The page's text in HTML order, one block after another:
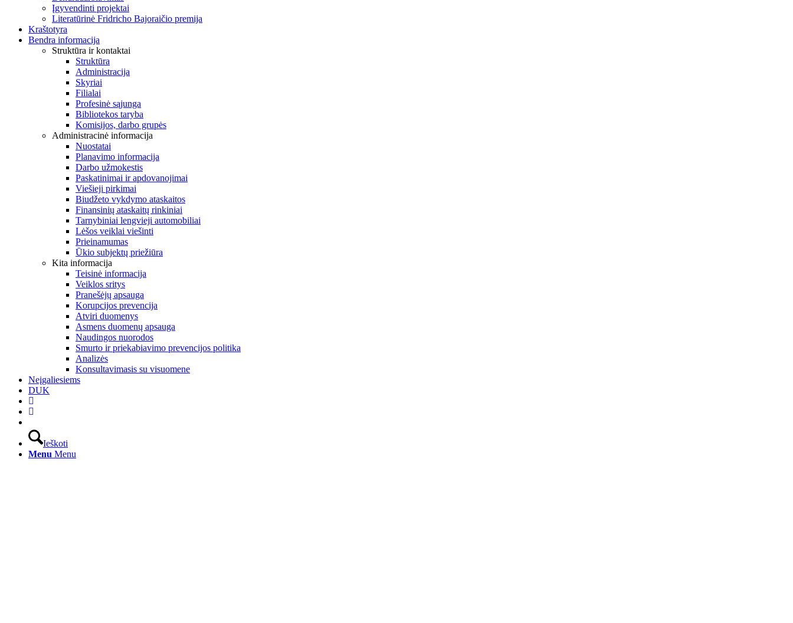
Įgyvendinti projektai
Literatūrinė Fridricho Bajoraičio premija
Kraštotyra
Bendra informacija
Struktūra ir kontaktai
Struktūra
Administracija
Skyriai
Filialai
Profesinė sąjunga
Bibliotekos taryba
Komisijos, darbo grupės
Administracinė informacija
Nuostatai
Planavimo informacija
Darbo užmokestis
Paskatinimai ir apdovanojimai
Viešieji pirkimai
Biudžeto vykdymo ataskaitos
Finansinių ataskaitų rinkiniai
Tarnybiniai lengvieji automobiliai
Lėšos veiklai viešinti
Prieinamumas
Ūkio subjektų priežiūra
Kita informacija
Teisinė informacija
Veiklos sritys
Pranešėjų apsauga
Korupcijos prevencija
Atviri duomenys
Asmens duomenų apsauga
Naudingos nuorodos
Smurto ir priekabiavimo prevencijos politika
Analizės
Konsultavimasis su visuomene
Neįgaliesiems
DUK
Ieškoti
Menu Menu